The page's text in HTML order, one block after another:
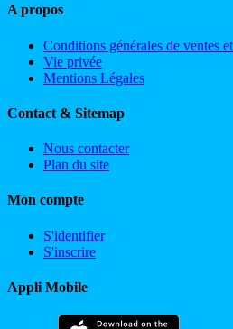
A propos
Conditions générales de ventes
Vie privée
Mentions Légales
Contact & Sitemap
Nous contacter
Plan du site
Mon compte
S'identifier
S'inscrire
Appli Mobile